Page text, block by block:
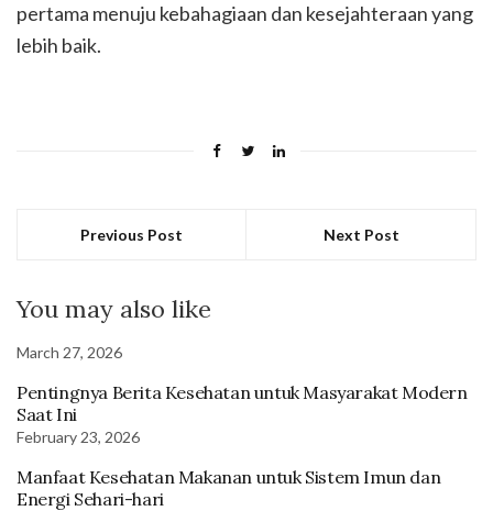
pertama menuju kebahagiaan dan kesejahteraan yang
lebih baik.
Previous Post Next Post
You may also like
March 27, 2026
Pentingnya Berita Kesehatan untuk Masyarakat Modern
Saat Ini
February 23, 2026
Manfaat Kesehatan Makanan untuk Sistem Imun dan
Energi Sehari-hari